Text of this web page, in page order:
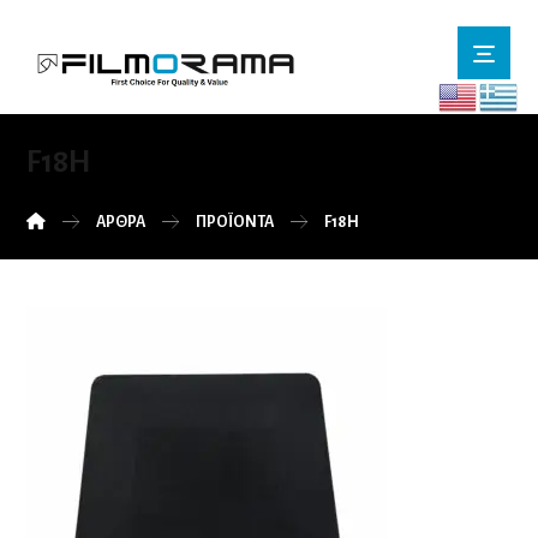
F18H
ΆΡΘΡΑ ΠΡΟΪΌΝΤΑ F18H